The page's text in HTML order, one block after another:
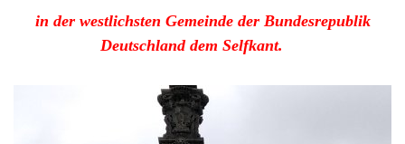
in der westlichsten Gemeinde der Bundesrepublik
Deutschland dem Selfkant.